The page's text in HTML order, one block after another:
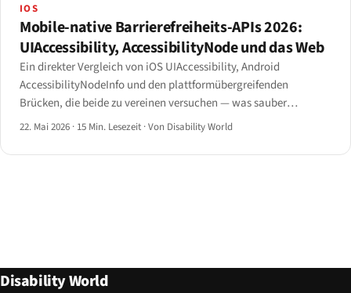
IOS
Mobile-native Barrierefreiheits-APIs 2026:
UIAccessibility, AccessibilityNode und das Web
Ein direkter Vergleich von iOS UIAccessibility, Android
AccessibilityNodeInfo und den plattformübergreifenden
Brücken, die beide zu vereinen versuchen — was sauber
abbildet, was nicht, und wo mobile Web-Barrierefreiheit leise
22. Mai 2026 · 15 Min. Lesezeit ·Von Disability World
Disability World